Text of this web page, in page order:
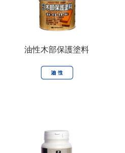
油性木部保護塗料